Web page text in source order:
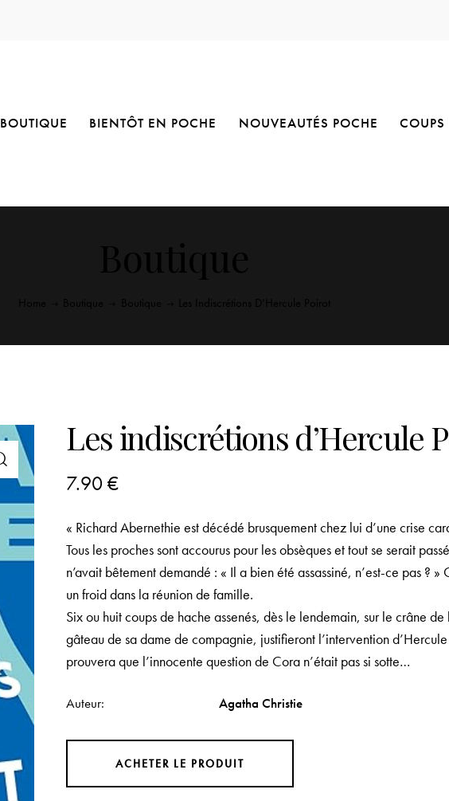
BOUTIQUE BIENTÔT EN POCHE NOUVEAUTÉS POCHE COUPS
Les indiscrétions d’Hercule
7.90€
« Richard Abernethie est décédé brusquement chez lui d’une crise
Tous les proches sont accourus pour les obsèques et tout se serait
n’avait bêtement demandé : « Il a bien été assassiné, n’est-ce pas ?
un froid dans la réunion de famille.
Six ou huit coups de hache assenés, dès le lendemain, sur le crâne
gâteau de sa dame de compagnie, justifieront l’intervention
prouvera que l’innocente question de Cora n’était pas si sotte…
Auteur Agatha Christie
ACHETER LE PRODUIT